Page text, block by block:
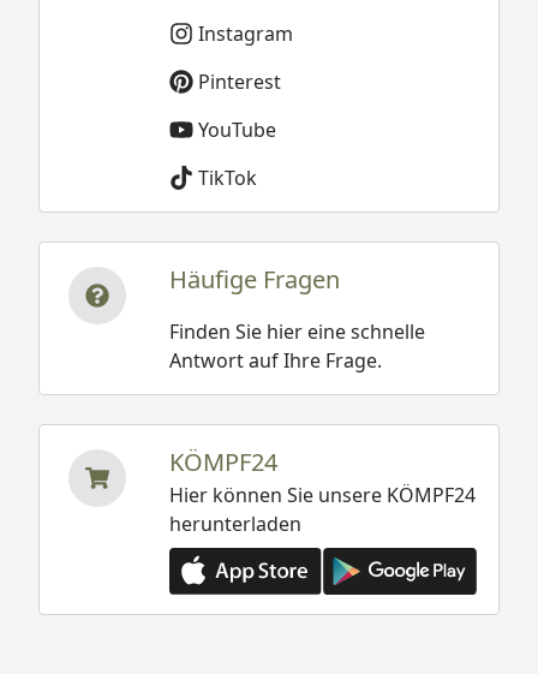
Instagram
Pinterest
YouTube
TikTok
Häufige Fragen
Finden Sie hier eine schnelle
Antwort auf Ihre Frage.
KÖMPF24
Hier können Sie unsere KÖMPF24
herunterladen